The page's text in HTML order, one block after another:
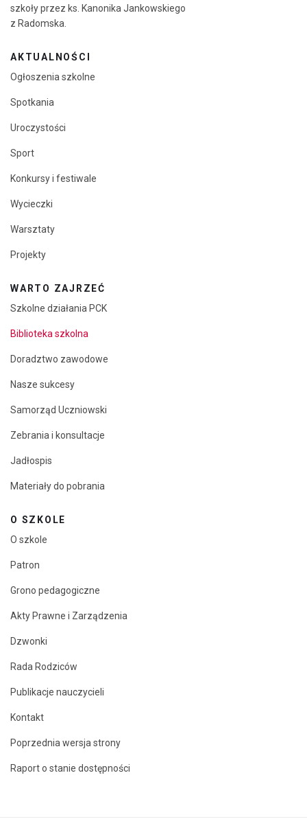
szkoły przez ks. Kanonika Jankowskiego
z Radomska.
AKTUALNOŚCI
Ogłoszenia szkolne
Spotkania
Uroczystości
Sport
Konkursy i festiwale
Wycieczki
Warsztaty
Projekty
WARTO ZAJRZEĆ
Szkolne działania PCK
Biblioteka szkolna
Doradztwo zawodowe
Nasze sukcesy
Samorząd Uczniowski
Zebrania i konsultacje
Jadłospis
Materiały do pobrania
O SZKOLE
O szkole
Patron
Grono pedagogiczne
Akty Prawne i Zarządzenia
Dzwonki
Rada Rodziców
Publikacje nauczycieli
Kontakt
Poprzednia wersja strony
Raport o stanie dostępności